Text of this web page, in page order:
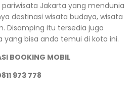
Jakarta yang mendunia
destinasi wisata budaya, wisata
Disamping itu tersedia juga
yang bisa anda temui di kota ini.
BOOKING MOBIL
973 778